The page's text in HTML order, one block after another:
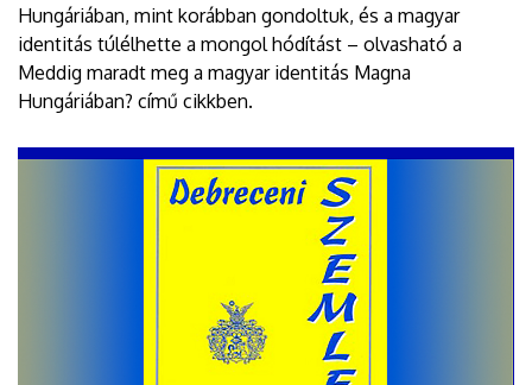
Hungáriában, mint korábban gondoltuk, és a magyar
identitás túlélhette a mongol hódítást – olvasható a
Meddig maradt meg a magyar identitás Magna
Hungáriában? című cikkben.